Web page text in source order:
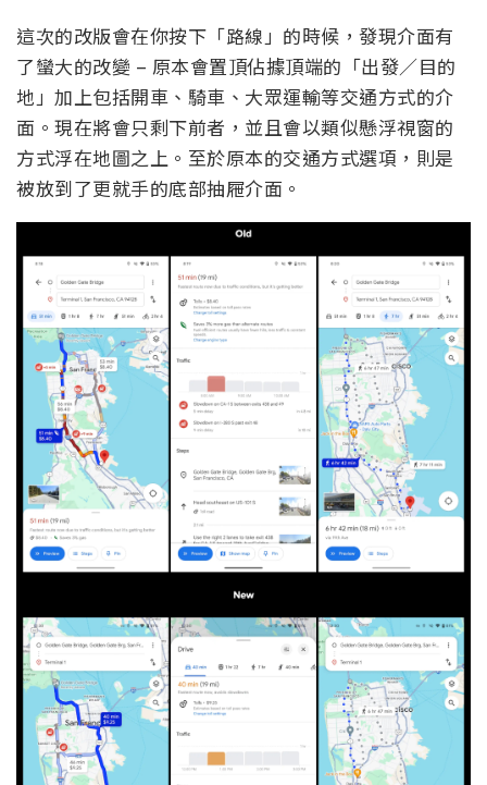
這次的改版會在你按下「路線」的時候，發現介面有
了蠻大的改變 – 原本會置頂佔據頂端的「出發／目的
地」加上包括開車、騎車、大眾運輸等交通方式的介
面。現在將會只剩下前者，並且會以類似懸浮視窗的
方式浮在地圖之上。至於原本的交通方式選項，則是
被放到了更就手的底部抽屜介面。